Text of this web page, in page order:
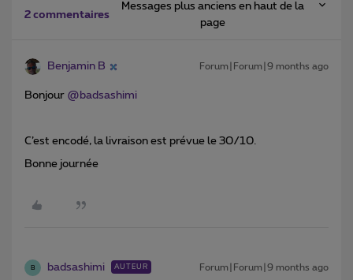
2 commentaires
Messages plus anciens en haut de la
page
Benjamin B Forum|Forum|9 months ago
Bonjour ​ @badsashimi
C’est encodé, la livraison est prévue le 30/10.
Bonne journée
B badsashimi AUTEUR Forum|Forum|9 months ago